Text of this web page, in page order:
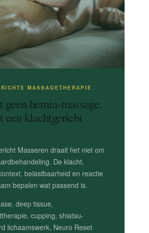
MASSAGETHERAPIE
geen hernia-massage.
een klachtgericht
Masseren draait het niet om
De klacht,
belastbaarheid en reactie
bepalen wat passend is.
deep tissue,
cupping, shiatsu-
lichaamswerk, Neuro Reset